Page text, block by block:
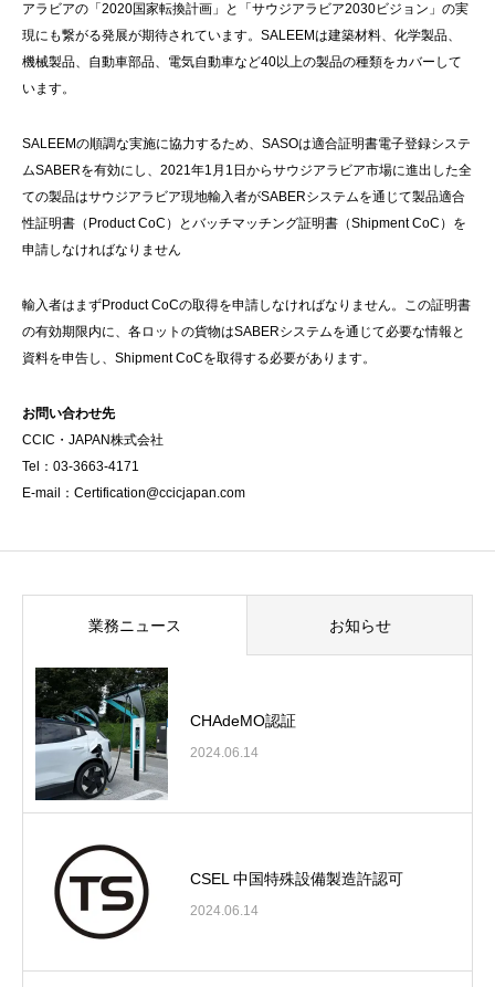
アラビアの「2020国家転換計画」と「サウジアラビア2030ビジョン」の実
現にも繋がる発展が期待されています。SALEEMは建築材料、化学製品、
機械製品、自動車部品、電気自動車など40以上の製品の種類をカバーして
います。
SALEEMの順調な実施に協力するため、SASOは適合証明書電子登録システ
ムSABERを有効にし、2021年1月1日からサウジアラビア市場に進出した全
ての製品はサウジアラビア現地輸入者がSABERシステムを通じて製品適合
性証明書（Product CoC）とバッチマッチング証明書（Shipment CoC）を
申請しなければなりません
輸入者はまずProduct CoCの取得を申請しなければなりません。この証明書
の有効期限内に、各ロットの貨物はSABERシステムを通じて必要な情報と
資料を申告し、Shipment CoCを取得する必要があります。
お問い合わせ先
CCIC・JAPAN株式会社
Tel：03-3663-4171
E-mail：Certification@ccicjapan.com
業務ニュース お知らせ
CHAdeMO認証
2024.06.14
CSEL 中国特殊設備製造許認可
2024.06.14